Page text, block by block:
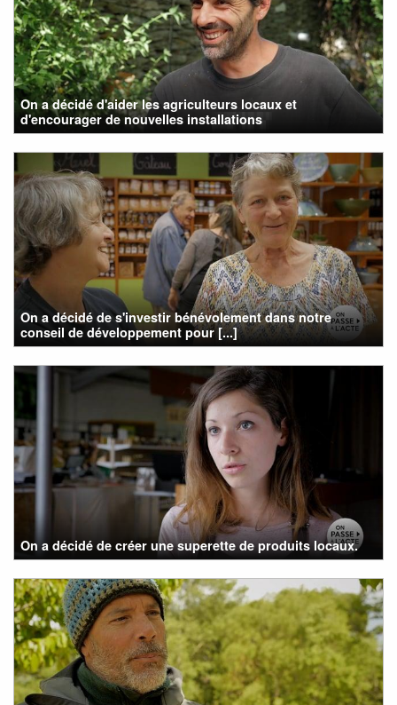
On a décidé d'aider les agriculteurs locaux et
d'encourager de nouvelles installations
On a décidé de s'investir bénévolement dans notre
conseil de développement pour [...]
On a décidé de créer une superette de produits locaux.